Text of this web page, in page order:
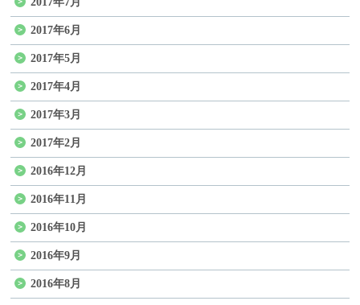
2017年6月
2017年5月
2017年4月
2017年3月
2017年2月
2016年12月
2016年11月
2016年10月
2016年9月
2016年8月